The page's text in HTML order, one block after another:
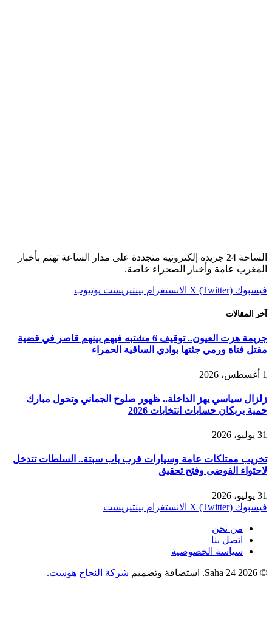
الساحة 24 جريدة إلكترونية متجددة على مدار الساعة تهتم بأخبار
المغرب عامة وأخبار الصحراء خاصة.
فيسبوك X (Twitter) الانستغرام بينتيريست يوتيوب
آخر المقالات
جريمة هزت العيون.. توقيف 6 مشتبه فيهم بينهم قاصر في قضية
مقتل فتاة ورمي جثتها بوادي الساقية الحمراء
1 أغسطس، 2026
زلزال سياسي يهز الداخلة.. ظهور صلوح الجماني وتحول مبارك
حمية يربكان حسابات انتخابات 2026
31 يوليو، 2026
تخريب ممتلكات عامة وسيارات قرب باب سبتة.. السلطات تتدخل
لاحتواء الفوضى وفتح تحقيق
31 يوليو، 2026
فيسبوك X (Twitter) الانستغرام بينتيريست
من نحن
اتصل بنا
سياسة الخصوصية
© 2026 Saha 24. استضافة وتصميم شركة النجاح هوست.